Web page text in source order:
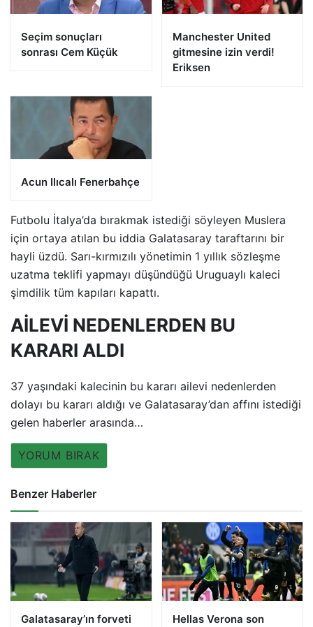
Seçim sonuçları
sonrası Cem Küçük
Manchester United
gitmesine izin verdi!
Eriksen
Acun Ilıcalı Fenerbahçe
Futbolu İtalya’da bırakmak istediği söyleyen Muslera
için ortaya atılan bu iddia Galatasaray taraftarını bir
hayli üzdü. Sarı-kırmızılı yönetimin 1 yıllık sözleşme
uzatma teklifi yapmayı düşündüğü Uruguaylı kaleci
şimdilik tüm kapıları kapattı.
AİLEVİ NEDENLERDEN BU
KARARI ALDI
37 yaşındaki kalecinin bu kararı ailevi nedenlerden
dolayı bu kararı aldığı ve Galatasaray’dan affını istediği
gelen haberler arasında…
YORUM BIRAK
Benzer Haberler
Galatasaray’ın forveti
Hellas Verona son